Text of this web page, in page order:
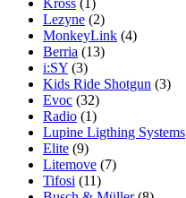
Kross (1)
Lezyne (2)
MonkeyLink (4)
Berria (13)
i:SY (3)
Kids Ride Shotgun (3)
Evoc (32)
Radio (1)
Lupine Ligthing Systems
Elite (9)
Litemove (7)
Tifosi (11)